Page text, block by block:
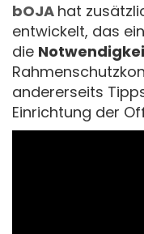
bOJA hat
entwickelt, das
die
andererseits
Einrichtung der